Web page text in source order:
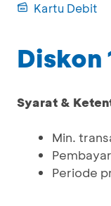
Kartu Debit
Diskon
Syarat &
Min.
Periode